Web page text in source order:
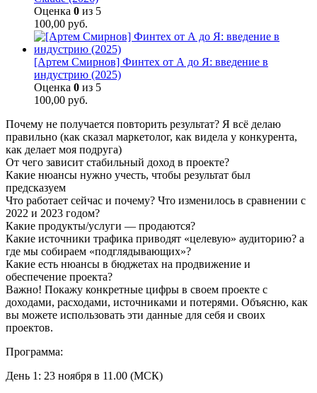
Оценка 0 из 5
100,00 руб.
[Артем Смирнов] Финтех от А до Я: введение в
индустрию (2025)
Оценка 0 из 5
100,00 руб.
Почему не получается повторить результат? Я всё делаю
правильно (как сказал маркетолог, как видела у конкурента,
как делает моя подруга)
От чего зависит стабильный доход в проекте?
Какие нюансы нужно учесть, чтобы результат был
предсказуем
Что работает сейчас и почему? Что изменилось в сравнении с
2022 и 2023 годом?
Какие продукты/услуги — продаются?
Какие источники трафика приводят «целевую» аудиторию? а
где мы собираем «подглядывающих»?
Какие есть нюансы в бюджетах на продвижение и
обеспечение проекта?
Важно! Покажу конкретные цифры в своем проекте с
доходами, расходами, источниками и потерями. Объясню, как
вы можете использовать эти данные для себя и своих
проектов.
Программа:
День 1: 23 ноября в 11.00 (МСК)